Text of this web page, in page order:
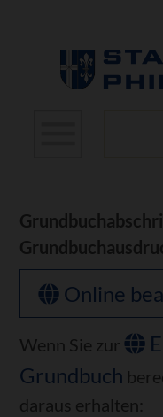
Online
Wenn Sie zur
Grundbuch
daraus erhalten: